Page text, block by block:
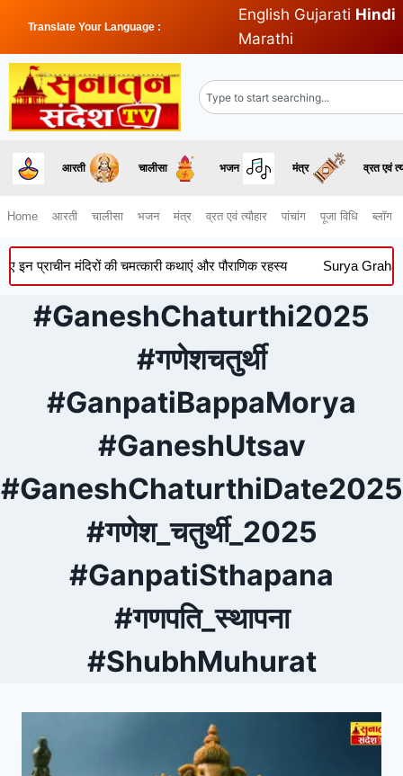
Translate Your Language :
English Gujarati Hindi
Marathi
आरती चालीसा भजन मंत्र व्रत एवं
Home आरती चालीसा भजन मंत्र व्रत एवं त्यौहार पांचांग पूजा विधि ब्लॉग
मंदिरों की चमत्कारी कथाएं और पौराणिक रहस्य Surya Grahan
#GaneshChaturthi2025
#गणेशचतुर्थी
#GanpatiBappaMorya
#GaneshUtsav
#GaneshChaturthiDate2025
#गणेश_चतुर्थी_2025
#GanpatiSthapana
#गणपति_स्थापना
#ShubhMuhurat